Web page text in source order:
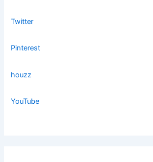
Twitter
Pinterest
houzz
YouTube